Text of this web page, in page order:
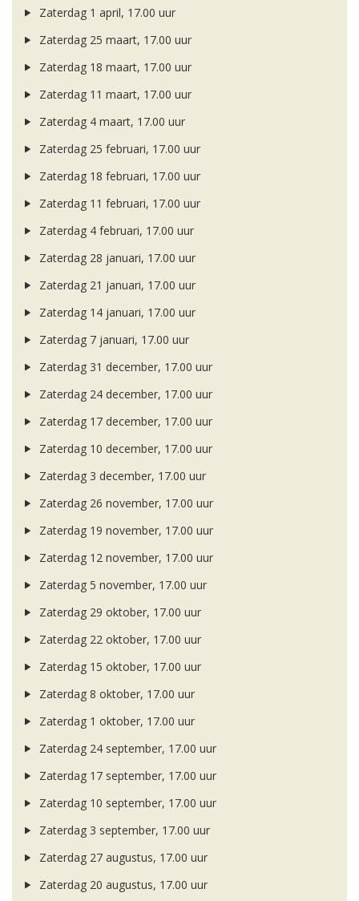
Zaterdag 1 april, 17.00 uur
Zaterdag 25 maart, 17.00 uur
Zaterdag 18 maart, 17.00 uur
Zaterdag 11 maart, 17.00 uur
Zaterdag 4 maart, 17.00 uur
Zaterdag 25 februari, 17.00 uur
Zaterdag 18 februari, 17.00 uur
Zaterdag 11 februari, 17.00 uur
Zaterdag 4 februari, 17.00 uur
Zaterdag 28 januari, 17.00 uur
Zaterdag 21 januari, 17.00 uur
Zaterdag 14 januari, 17.00 uur
Zaterdag 7 januari, 17.00 uur
Zaterdag 31 december, 17.00 uur
Zaterdag 24 december, 17.00 uur
Zaterdag 17 december, 17.00 uur
Zaterdag 10 december, 17.00 uur
Zaterdag 3 december, 17.00 uur
Zaterdag 26 november, 17.00 uur
Zaterdag 19 november, 17.00 uur
Zaterdag 12 november, 17.00 uur
Zaterdag 5 november, 17.00 uur
Zaterdag 29 oktober, 17.00 uur
Zaterdag 22 oktober, 17.00 uur
Zaterdag 15 oktober, 17.00 uur
Zaterdag 8 oktober, 17.00 uur
Zaterdag 1 oktober, 17.00 uur
Zaterdag 24 september, 17.00 uur
Zaterdag 17 september, 17.00 uur
Zaterdag 10 september, 17.00 uur
Zaterdag 3 september, 17.00 uur
Zaterdag 27 augustus, 17.00 uur
Zaterdag 20 augustus, 17.00 uur